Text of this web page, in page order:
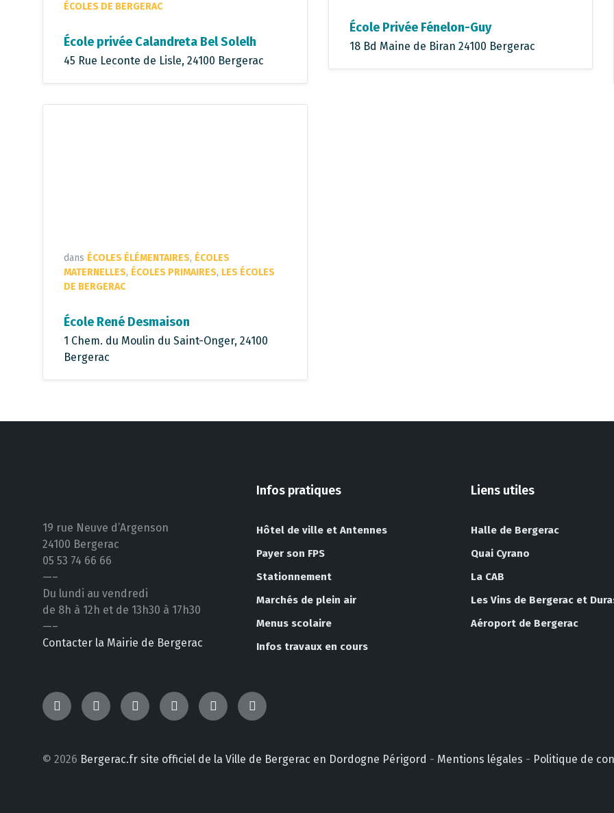
ÉCOLES DE BERGERAC
École privée Calandreta Bel Solelh
45 Rue Leconte de Lisle, 24100 Bergerac
École Privée Fénelon-Guy
18 Bd Maine de Biran 24100 Bergerac
dans ÉCOLES ÉLÉMENTAIRES, ÉCOLES
MATERNELLES, ÉCOLES PRIMAIRES, LES ÉCOLES
DE BERGERAC
École René Desmaison
1 Chem. du Moulin du Saint-Onger, 24100
Bergerac
19 rue Neuve d’Argenson
24100 Bergerac
05 53 74 66 66
—–
Du lundi au vendredi
de 8h à 12h et de 13h30 à 17h30
—–
Contacter la Mairie de Bergerac
Infos pratiques
Hôtel de ville et Antennes
Payer son FPS
Stationnement
Marchés de plein air
Menus scolaire
Infos travaux en cours
Liens utiles
Halle de Bergerac
Quai Cyrano
La CAB
Les Vins de Bergerac et
Aéroport de Bergerac
TikTok MessengerFacebook InstagramYouTube LinkedIn
© 2026 Bergerac.fr site officiel de la Ville de Bergerac en Dordogne Périgord - Mentions légales - Politique de